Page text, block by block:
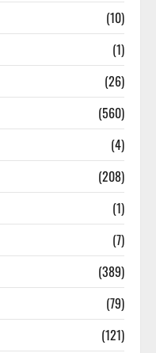
(10)
(1)
(26)
(560)
(4)
(208)
(1)
(7)
(389)
(79)
(121)